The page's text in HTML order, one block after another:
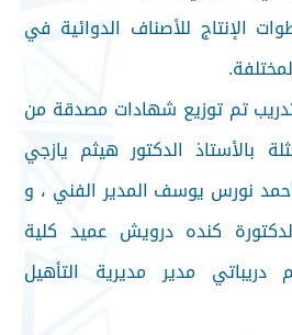
الإنتاج للأصناف الدوائية في
تم توزيع شهادات مصدقة من
بالأستاذ الدكتور هيثم يازجي
أحمد نورس يوسف المدير الفني ، و
كنده درويش عميد كلية
دريباتي مدير مديرية التأهيل